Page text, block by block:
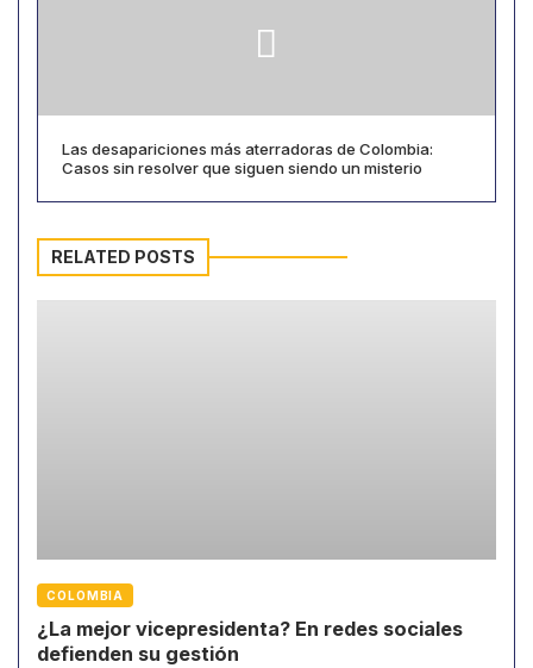
Las desapariciones más aterradoras de Colombia:
Casos sin resolver que siguen siendo un misterio
RELATED POSTS
COLOMBIA
¿La mejor vicepresidenta? En redes sociales
defienden su gestión